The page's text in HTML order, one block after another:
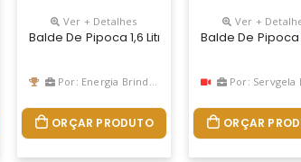
Retrô, Com Capacidade Para 2,6 Litros.
Personalizado Em In Molde Label 360
Ver + Detalhes
Balde De Pipoca 1,6 Litros Personalizado
Por: Energia Brindes
ORÇAR PRODUTO
Ver +
Balde De
Por: Servgela
ORÇAR